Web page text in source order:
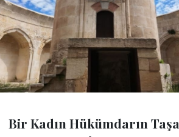
Bir Kadın Hükümdarın Taşa